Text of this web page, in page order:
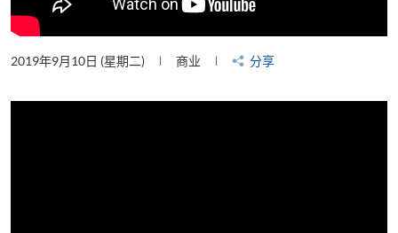
2019年9月10日 (星期二) 商业 分享